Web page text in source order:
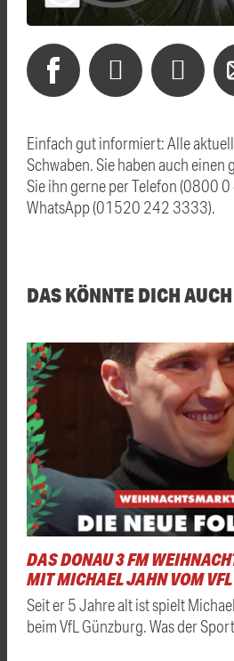
Einfach gut informiert: Alle
Schwaben. Sie haben auch einen
Sie ihn gerne per Telefon (0800
WhatsApp (01520 242 3333).
DAS KÖNNTE DICH
DAS DONAU 3 FM
MIT MICHAEL JAHN VOM
Seit er 5 Jahre alt ist spielt
beim VfL Günzburg. Was der